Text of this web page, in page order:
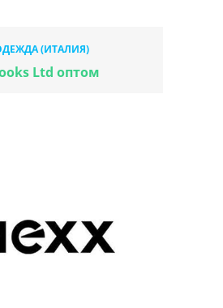
(ИТАЛИЯ)
Ltd оптом